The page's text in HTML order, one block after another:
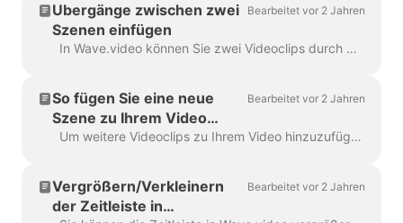
Übergänge zwischen zwei
Szenen einfügen
Bearbeitet vor 2 Jahren
In Wave.video können Sie zwei Videoclips durch Hinzufügen von Übergängen zwischen zwei Szenen "zusammenkleben". Ein Übergang ist eine Technik der Videobearbeitung, die es erlaubt,...
So fügen Sie eine neue
Szene zu Ihrem Video
hinzu
Bearbeitet vor 2 Jahren
Um weitere Videoclips zu Ihrem Video hinzuzufügen, klicken Sie einfach auf das Plus-Symbol in der Zeitleiste. Daraufhin werden Ihnen alle Optionen angezeigt. Um eine Szene zu löschen...
Vergrößern/Verkleinern
der Zeitleiste in
Bearbeitet vor 2 Jahren